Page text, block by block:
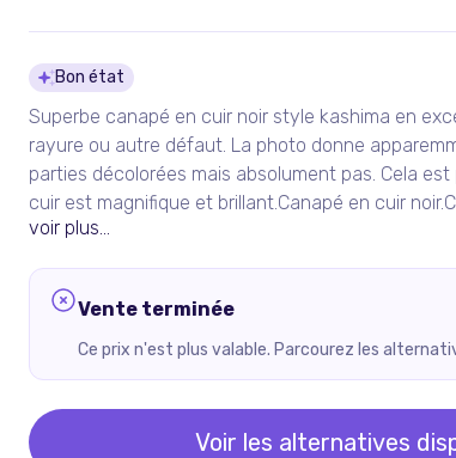
Détails du produit
Bon état
Superbe canapé en cuir noir style kashima en
rayure ou autre défaut. La photo donne
parties décolorées mais absolument pas. Cela est
cuir est magnifique et brillant.Canapé en cuir
voir plus...
Vente terminée
Ce prix n'est plus valable. Parcourez les
Voir les alternatives